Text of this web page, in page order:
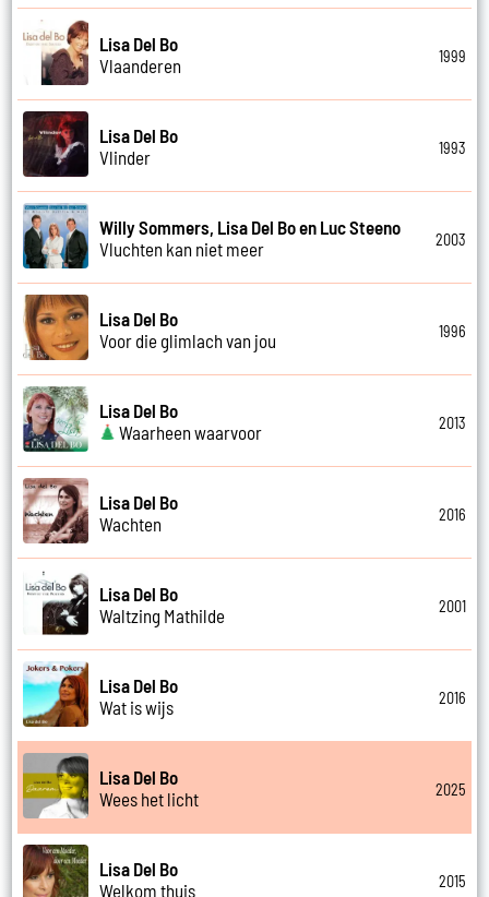
Lisa Del Bo
Vlaanderen
1999
Lisa Del Bo
Vlinder
1993
Willy Sommers, Lisa Del Bo en Luc Steeno
Vluchten kan niet meer
2003
Lisa Del Bo
Voor die glimlach van jou
1996
Lisa Del Bo
Waarheen waarvoor
2013
Lisa Del Bo
Wachten
2016
Lisa Del Bo
Waltzing Mathilde
2001
Lisa Del Bo
Wat is wijs
2016
Lisa Del Bo
Wees het licht
2025
Lisa Del Bo
Welkom thuis
2015